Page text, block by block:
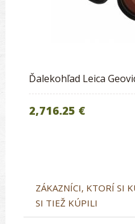
Ďalekohľad Leica
2,716.25 €
ZÁKAZNÍCI, KTORÍ SI
SI TIEŽ KÚPILI